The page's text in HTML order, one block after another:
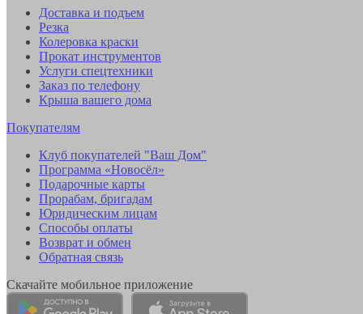
Доставка и подъем
Резка
Колеровка краски
Прокат инструментов
Услуги спецтехники
Заказ по телефону
Крыша вашего дома
Покупателям
Клуб покупателей "Ваш Дом"
Программа «Новосёл»
Подарочные карты
Прорабам, бригадам
Юридическим лицам
Способы оплаты
Возврат и обмен
Обратная связь
Скачайте мобильное приложение